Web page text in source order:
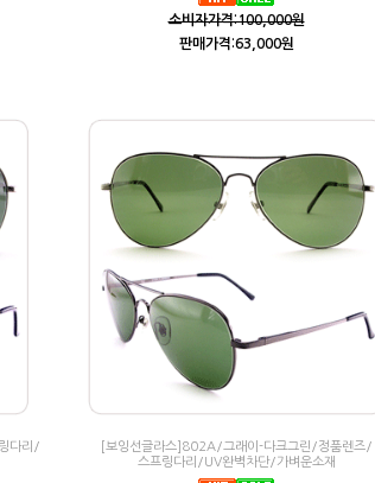
소비자가격:100,000원
판매가격:63,000원
다리/
[보잉선글라스]802A/그래이-다크그린/정품렌즈/
스프링다리/UV완벽차단/가벼운소재